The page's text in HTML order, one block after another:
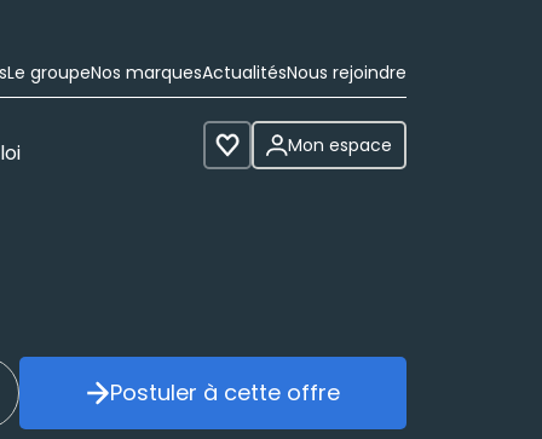
Le groupeNos marquesActualitésNous rejoindre
Voir les favoris
Mon espace
mon alerte Postuler à cette offre
Postuler à cette offre